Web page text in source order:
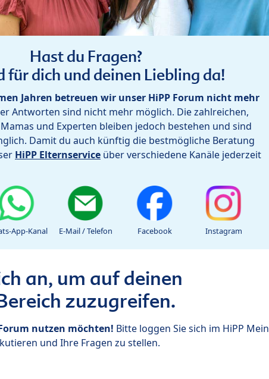
Hast du Fragen?
für dich und deinen Liebling da!
Jahren betreuen wir unser HiPP Forum nicht mehr
Antworten sind nicht mehr möglich. Die zahlreichen,
und Experten bleiben jedoch bestehen und sind
Damit du auch künftig die bestmögliche Beratung
HiPP Elternservice über verschiedene Kanäle jederzeit
App-Kanal E-Mail / Telefon Facebook Instagram
an, um auf deinen
zuzugreifen.
nutzen möchten! Bitte loggen Sie sich im HiPP Mein
und Ihre Fragen zu stellen.